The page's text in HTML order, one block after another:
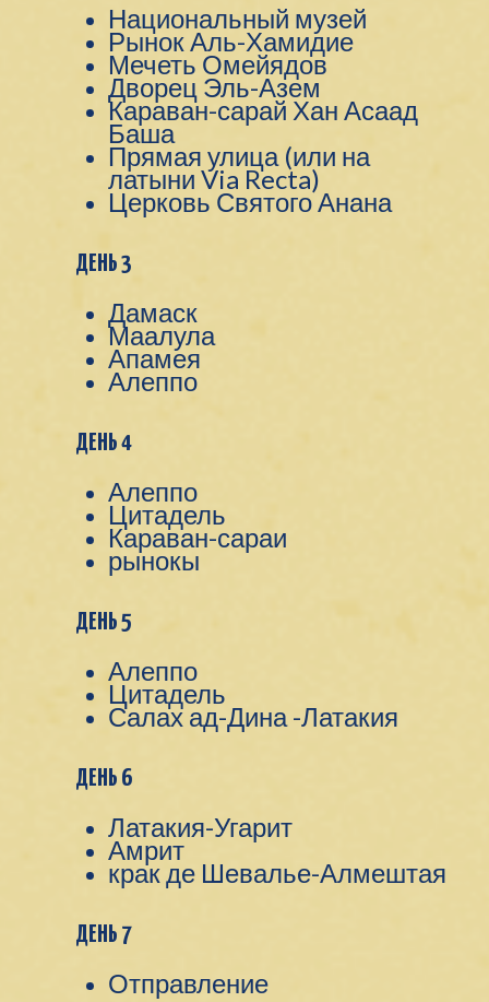
Национальный музей
Рынок Аль-Хамидие
Мечеть Омейядов
Дворец Эль-Азем
Караван-сарай Хан Асаад
Баша
Прямая улица (или на
латыни Via Recta)
Церковь Святого Анана
ДЕНЬ 3
Дамаск
Маалула
Апамея
Алеппо
ДЕНЬ 4
Алеппо
Цитадель
Караван-сараи
рынокы
ДЕНЬ 5
Алеппо
Цитадель
Салах ад-Дина -Латакия
ДЕНЬ 6
Латакия-Угарит
Амрит
крак де Шевалье-Алмештая
ДЕНЬ 7
Отправление